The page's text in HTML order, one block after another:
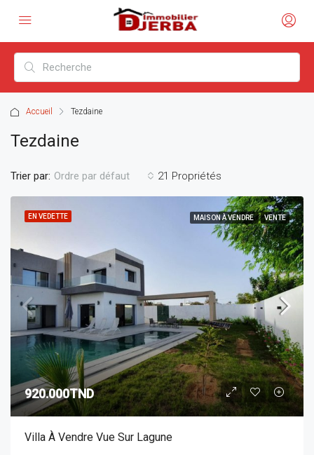
Accueil Tezdaine
Tezdaine
21 Propriétés
Trier par: Ordre par défaut
EN VEDETTE MAISON À VENDRE VENTE
920.000TND
Villa À Vendre Vue Sur Lagune